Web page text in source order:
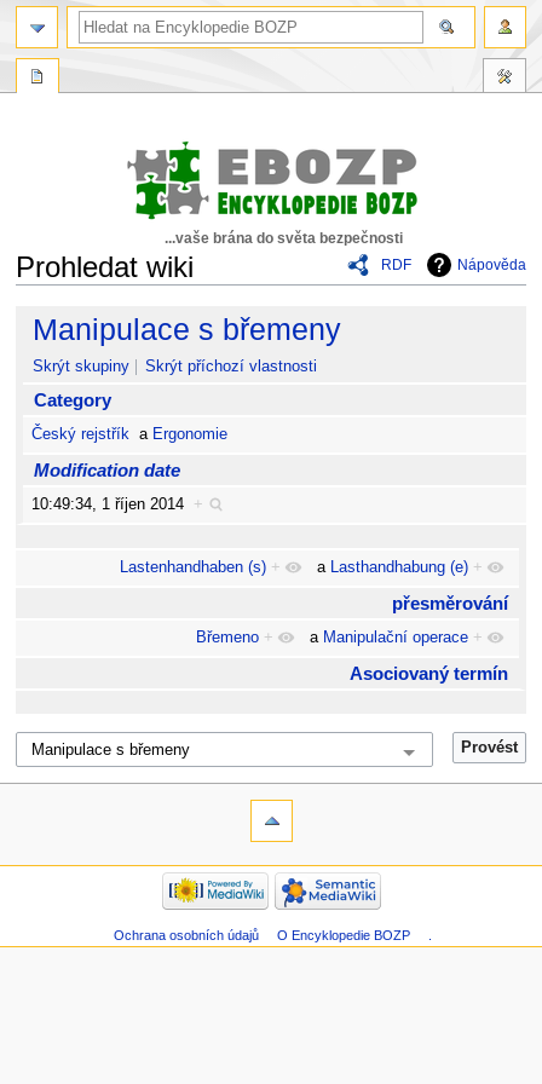
...vaše brána do světa bezpečnosti
RDF
Nápověda
Prohledat wiki
Skočit
navigaci
Skočit
vyhledávání
Manipulace s břemeny
Skrýt skupiny Skrýt příchozí vlastnosti
Category
Český rejstřík a Ergonomie
Modification date
10:49:34, 1 říjen 2014 +
Lastenhandhaben (s) + a Lasthandhabung (e) +
přesměrování
Břemeno + a Manipulační operace +
Asociovaný termín
Ochrana osobních údajů O Encyklopedie BOZP